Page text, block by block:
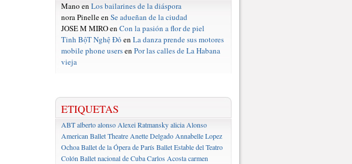
Mano en Los bailarines de la diáspora
nora Pinelle en Se adueñan de la ciudad
JOSE M MIRO en Con la pasión a flor de piel
Tinh BộT Nghệ Đỏ en La danza prende sus motores
mobile phone usersen Por las calles de La Habana
vieja
ETIQUETAS
ABTalberto alonso Alexei Ratmanskyalicia Alonso
American Ballet Theatre Anette Delgado Annabelle Lopez
OchoaBallet de la Ópera de ParísBallet Estable del Teatro
Colón Ballet nacional de CubaCarlos Acostacarmen